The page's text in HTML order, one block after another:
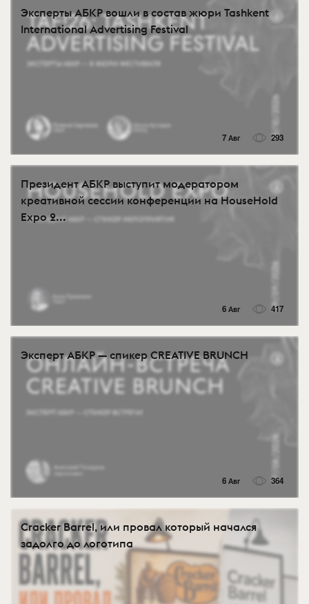
Эксперты АБКР вошли в состав жюри Tashkent
International Advertising Festival
7 Авг 293
Президент АБКР выступит модератором
креативной сессии конференции на HouseHold
Expo 2...
6 Авг 417
Эксперт АБКР — спикер CREATIVE BRUNCH
6 Авг 364
Cracker Barrel, или провал который начался
задолго до логотипа